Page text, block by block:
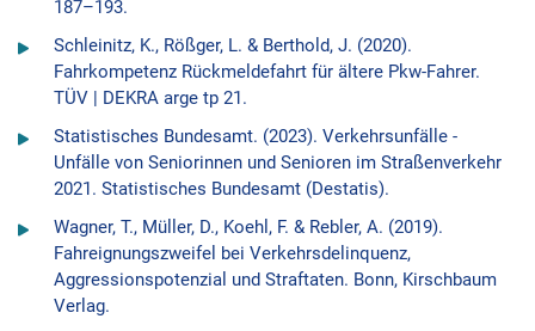
187–193.
Schleinitz, K., Rößger, L. & Berthold, J. (2020).
Fahrkompetenz Rückmeldefahrt für ältere Pkw-Fahrer.
TÜV | DEKRA arge tp 21.
Statistisches Bundesamt. (2023). Verkehrsunfälle -
Unfälle von Seniorinnen und Senioren im Straßenverkehr
2021. Statistisches Bundesamt (Destatis).
Wagner, T., Müller, D., Koehl, F. & Rebler, A. (2019).
Fahreignungszweifel bei Verkehrsdelinquenz,
Aggressionspotenzial und Straftaten. Bonn, Kirschbaum
Verlag.